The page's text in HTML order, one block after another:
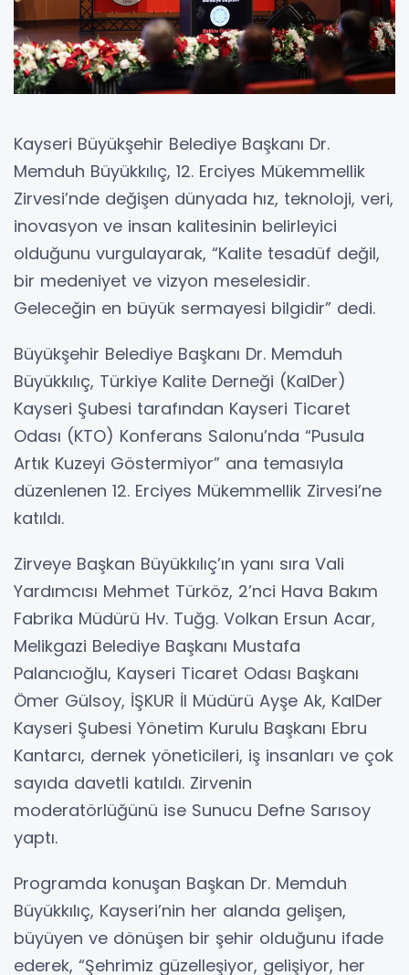
Kayseri Büyükşehir Belediye Başkanı Dr.
Memduh Büyükkılıç, 12. Erciyes Mükemmellik
Zirvesi’nde değişen dünyada hız, teknoloji, veri,
inovasyon ve insan kalitesinin belirleyici
olduğunu vurgulayarak, “Kalite tesadüf değil,
bir medeniyet ve vizyon meselesidir.
Geleceğin en büyük sermayesi bilgidir” dedi.
Büyükşehir Belediye Başkanı Dr. Memduh
Büyükkılıç, Türkiye Kalite Derneği (KalDer)
Kayseri Şubesi tarafından Kayseri Ticaret
Odası (KTO) Konferans Salonu’nda “Pusula
Artık Kuzeyi Göstermiyor” ana temasıyla
düzenlenen 12. Erciyes Mükemmellik Zirvesi’ne
katıldı.
Zirveye Başkan Büyükkılıç’ın yanı sıra Vali
Yardımcısı Mehmet Türköz, 2’nci Hava Bakım
Fabrika Müdürü Hv. Tuğg. Volkan Ersun Acar,
Melikgazi Belediye Başkanı Mustafa
Palancıoğlu, Kayseri Ticaret Odası Başkanı
Ömer Gülsoy, İŞKUR İl Müdürü Ayşe Ak, KalDer
Kayseri Şubesi Yönetim Kurulu Başkanı Ebru
Kantarcı, dernek yöneticileri, iş insanları ve çok
sayıda davetli katıldı. Zirvenin
moderatörlüğünü ise Sunucu Defne Sarısoy
yaptı.
Programda konuşan Başkan Dr. Memduh
Büyükkılıç, Kayseri’nin her alanda gelişen,
büyüyen ve dönüşen bir şehir olduğunu ifade
ederek, “Şehrimiz güzelleşiyor, gelişiyor, her